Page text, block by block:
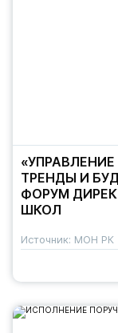
ТРЕНДЫ И
ФОРУМ
ШКОЛ
Источник: МОН РК